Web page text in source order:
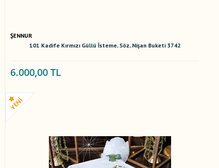
ŞENNUR
101 Kadife Kırmızı Güllü İsteme, Söz, Nişan Buketi 3742
6.000,00 TL